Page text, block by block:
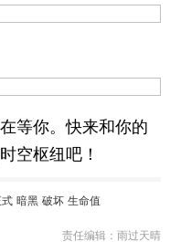
等你。快来和你的
空枢纽吧！
暗黑 破坏 生命值
责任编辑：雨过天晴